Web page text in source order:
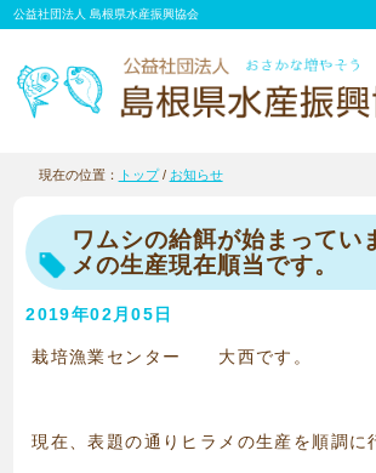
このページの本文へ
公益社団法人 島根県水産振興協会
現在の位置： トップ/ お知らせ
ワムシの給餌が始まってい
メの生産現在順当です。
2019年02月05日
栽培漁業センター 大西です。
現在、表題の通りヒラメの生産を順調に